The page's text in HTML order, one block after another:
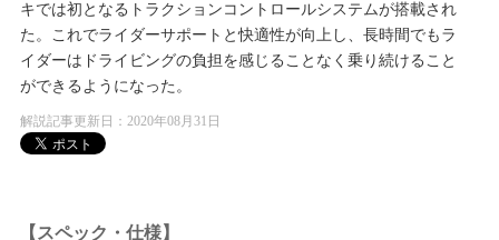
キでは初となるトラクションコントロールシステムが搭載され
た。これでライダーサポートと快適性が向上し、長時間でもラ
イダーはドライビングの負担を感じることなく乗り続けること
ができるようになった。
解説記事更新日：2020年08月31日
【スペック・仕様】